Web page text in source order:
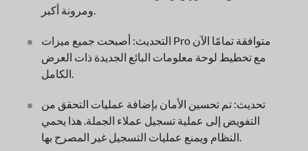
ومرونة أكبر.
التحديث: أصبحت جميع ميزات Pro متوافقة تمامًا الآن
مع تخطيط لوحة معلومات البائع الجديدة ذات العرض
الكامل.
تحديث: تم تحسين الأمان بإضافة عمليات التحقق من
التفويض إلى عملية تسجيل عملاء الجملة. هذا يحمي
النظام ويمنع عمليات التسجيل غير المصرح بها.